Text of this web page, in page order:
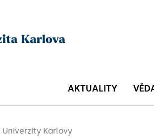
AKTUALITY
Univerzity Karlovy